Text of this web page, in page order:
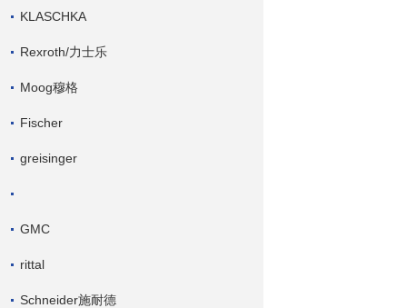
KLASCHKA
Rexroth/力士乐
Moog穆格
Fischer
greisinger
GMC
rittal
Schneider施耐德